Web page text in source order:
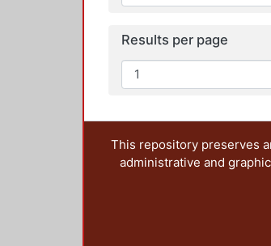
Results per page
This repository preserves
administrative and